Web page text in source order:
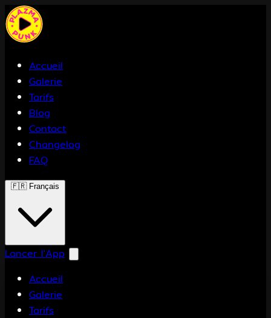
Accueil
Galerie
Tarifs
Blog
Contact
Changelog
FAQ
🇫🇷 Français
Lancer l'App
Accueil
Galerie
Tarifs